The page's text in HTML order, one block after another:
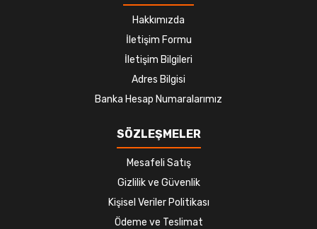
Hakkımızda
İletişim Formu
İletişim Bilgileri
Adres Bilgisi
Banka Hesap Numaralarımız
SÖZLEŞMELER
Mesafeli Satış
Gizlilik ve Güvenlik
Kişisel Veriler Politikası
Ödeme ve Teslimat